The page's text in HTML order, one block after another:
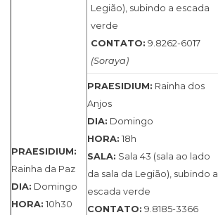
PRAESIDIUM:
Rainha da Paz
DIA: Domingo
HORA: 10h30
Legião), subindo a escada
verde
CONTATO: 9.8262-6017
(Soraya)
PRAESIDIUM: Rainha dos
Anjos
DIA: Domingo
HORA: 18h
SALA: Sala 43 (sala ao lado
da sala da Legião), subindo a
escada verde
CONTATO: 9.8185-3366